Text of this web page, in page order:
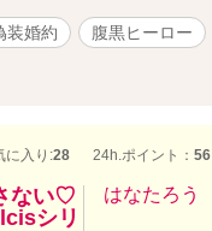
装婚約
腹黒ヒーロー
に入り:28 24h.ポイント： 56
ない♡
シリ
はなたろう